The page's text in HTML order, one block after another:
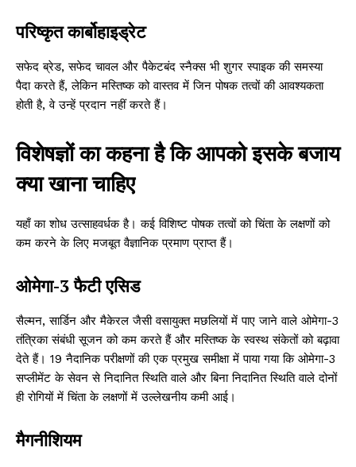
परिष्कृत कार्बोहाइड्रेट
सफेद ब्रेड, सफेद चावल और पैकेटबंद स्नैक्स भी शुगर स्पाइक की समस्या
पैदा करते हैं, लेकिन मस्तिष्क को वास्तव में जिन पोषक तत्वों की आवश्यकता
होती है, वे उन्हें प्रदान नहीं करते हैं।
विशेषज्ञों का कहना है कि आपको इसके बजाय
क्या खाना चाहिए
यहाँ का शोध उत्साहवर्धक है। कई विशिष्ट पोषक तत्वों को चिंता के लक्षणों को
कम करने के लिए मजबूत वैज्ञानिक प्रमाण प्राप्त हैं।
ओमेगा-3 फैटी एसिड
सैल्मन, सार्डिन और मैकेरल जैसी वसायुक्त मछलियों में पाए जाने वाले ओमेगा-3
तंत्रिका संबंधी सूजन को कम करते हैं और मस्तिष्क के स्वस्थ संकेतों को बढ़ावा
देते हैं। 19 नैदानिक ​​परीक्षणों की एक प्रमुख समीक्षा में पाया गया कि ओमेगा-3
सप्लीमेंट के सेवन से निदानित स्थिति वाले और बिना निदानित स्थिति वाले दोनों
ही रोगियों में चिंता के लक्षणों में उल्लेखनीय कमी आई।
मैगनीशियम